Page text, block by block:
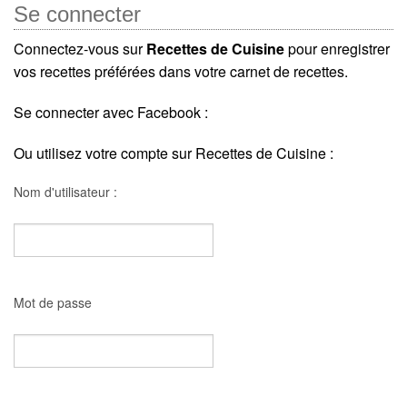
Se connecter
Connectez-vous surRecettes de Cuisinepour enregistrer
vos recettes préférées dans votre carnet de recettes.
Se connecter avec Facebook :
Ou utilisez votre compte sur Recettes de Cuisine :
Nom d'utilisateur :
Mot de passe